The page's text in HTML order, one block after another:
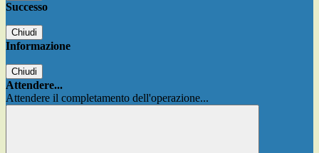
Successo
Chiudi
Informazione
Chiudi
Attendere...
Attendere il completamento dell'operazione...